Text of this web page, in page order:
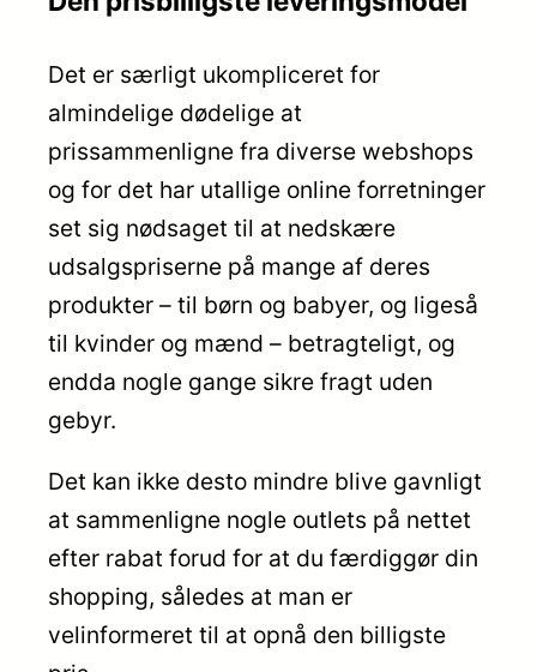
Det er særligt ukompliceret for
almindelige dødelige at
prissammenligne fra diverse webshops
og for det har utallige online forretninger
set sig nødsaget til at nedskære
udsalgspriserne på mange af deres
produkter – til børn og babyer, og ligeså
til kvinder og mænd – betragteligt, og
endda nogle gange sikre fragt uden
gebyr.
Det kan ikke desto mindre blive gavnligt
at sammenligne nogle outlets på nettet
efter rabat forud for at du færdiggør din
shopping, således at man er
velinformeret til at opnå den billigste